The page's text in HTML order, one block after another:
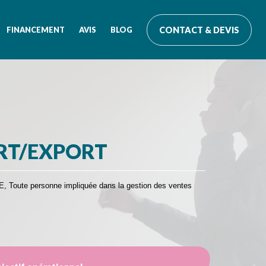
FINANCEMENT AVIS BLOG CONTACT & DEVIS
EXPORT
Toute personne impliquée dans la gestion des ventes